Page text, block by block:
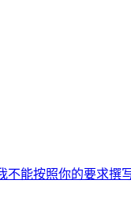
能按照你的要求